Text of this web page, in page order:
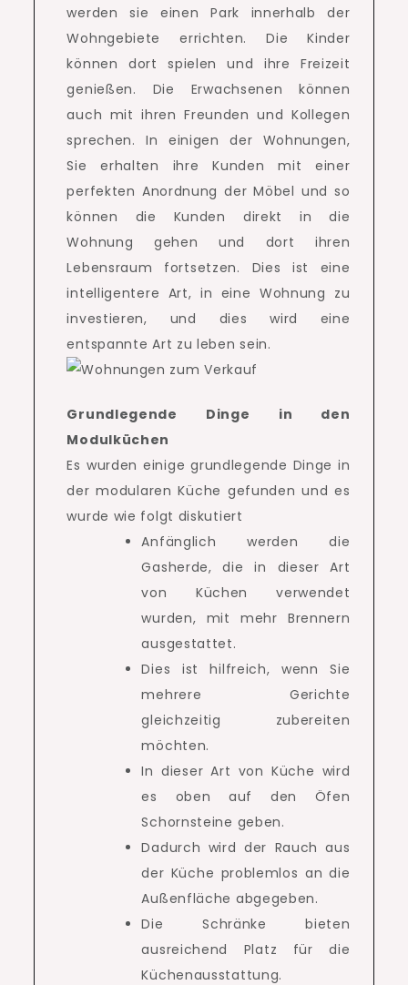
werden sie einen Park innerhalb der
Wohngebiete errichten.Die Kinder
können dort spielen und ihre Freizeit
genießen. Die Erwachsenen können
auch mit ihren Freunden und Kollegen
sprechen.In einigen der Wohnungen,
Sie erhalten ihre Kunden mit einer
perfekten Anordnung der Möbel und so
können die Kunden direkt in die
Wohnung gehen und dort ihren
Lebensraum fortsetzen. Dies ist eine
intelligentere Art, in eine Wohnung zu
investieren, und dies wird eine
entspannte Art zu leben sein.
Grundlegende Dinge in den
Modulküchen
Es wurden einige grundlegende Dinge in
der modularen Küche gefunden und es
wurde wie folgt diskutiert
Anfänglich werden die
Gasherde, die in dieser Art
von Küchen verwendet
wurden, mit mehr Brennern
ausgestattet.
Dies ist hilfreich, wenn Sie
mehrere Gerichte
gleichzeitig zubereiten
möchten.
In dieser Art von Küche wird
es oben auf den Öfen
Schornsteine ​​geben.
Dadurch wird der Rauch aus
der Küche problemlos an die
Außenfläche abgegeben.
Die Schränke bieten
ausreichend Platz für die
Küchenausstattung.